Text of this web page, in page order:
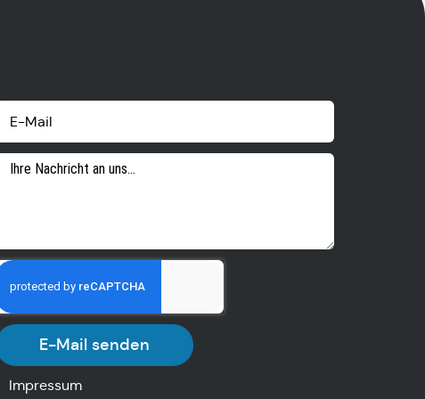
E-Mail senden
Impressum